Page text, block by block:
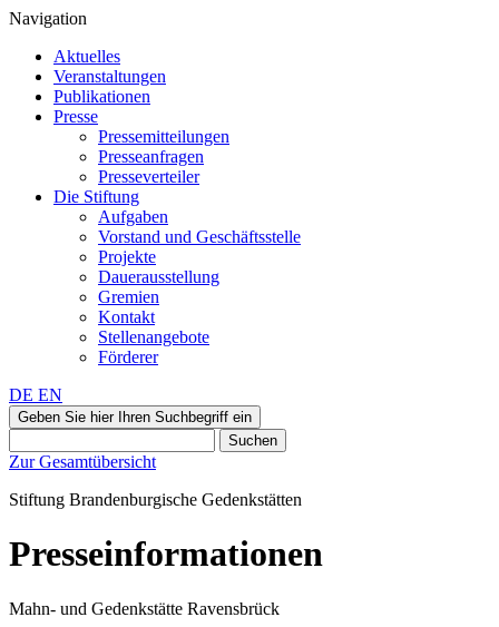
Navigation
Aktuelles
Veranstaltungen
Publikationen
Presse
Pressemitteilungen
Presseanfragen
Presseverteiler
Die Stiftung
Aufgaben
Vorstand und Geschäftsstelle
Projekte
Dauerausstellung
Gremien
Kontakt
Stellenangebote
Förderer
DE EN
Geben Sie hier Ihren Suchbegriff ein
Suchen
Zur Gesamtübersicht
Stiftung Brandenburgische Gedenkstätten
Presseinformationen
Mahn- und Gedenkstätte Ravensbrück